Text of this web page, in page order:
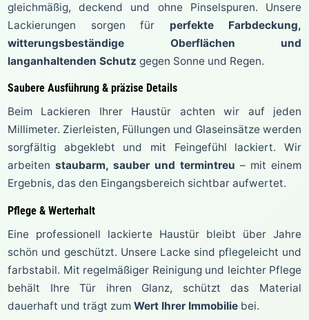
gleichmäßig, deckend und ohne Pinselspuren. Unsere
Lackierungen sorgen für perfekte Farbdeckung,
witterungsbeständige Oberflächen und
langanhaltenden Schutz gegen Sonne und Regen.
Saubere Ausführung & präzise Details
Beim Lackieren Ihrer Haustür achten wir auf jeden
Millimeter. Zierleisten, Füllungen und Glaseinsätze werden
sorgfältig abgeklebt und mit Feingefühl lackiert. Wir
arbeiten staubarm, sauber und termintreu – mit einem
Ergebnis, das den Eingangsbereich sichtbar aufwertet.
Pflege & Werterhalt
Eine professionell lackierte Haustür bleibt über Jahre
schön und geschützt. Unsere Lacke sind pflegeleicht und
farbstabil. Mit regelmäßiger Reinigung und leichter Pflege
behält Ihre Tür ihren Glanz, schützt das Material
dauerhaft und trägt zum Wert Ihrer Immobilie bei.